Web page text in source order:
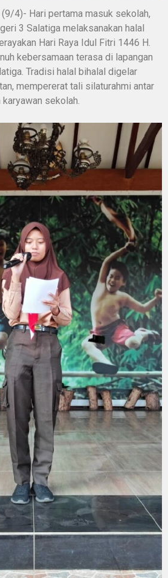
4)- Hari pertama masuk sekolah,
3 Salatiga melaksanakan halal
Hari Raya Idul Fitri 1446 H.
kebersamaan terasa di lapangan
Tradisi halal bihalal digelar
mempererat tali silaturahmi antar
sekolah.